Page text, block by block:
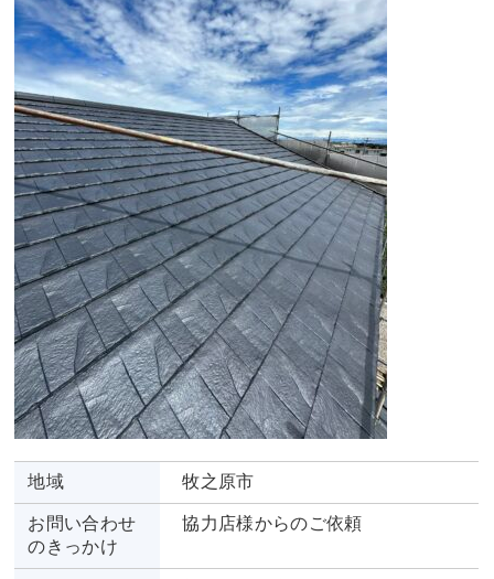
地域 牧之原市
お問い合わせ
のきっかけ
協力店様からのご依頼